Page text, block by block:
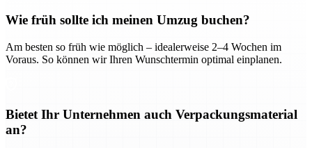
Wie früh sollte ich meinen Umzug buchen?
Am besten so früh wie möglich – idealerweise 2–4 Wochen im
Voraus. So können wir Ihren Wunschtermin optimal einplanen.
Bietet Ihr Unternehmen auch Verpackungsmaterial
an?